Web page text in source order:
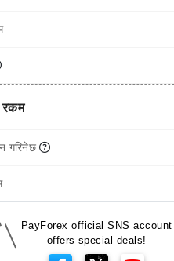
रकम
गरिनेछ
PayForex official SNS account
offers special deals!